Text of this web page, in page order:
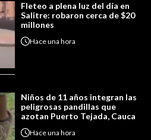
Fleteo a plena luz del día en
Salitre: robaron cerca de $20
millones
Haceuna hora
Niños de 11 años integran las
peligrosas pandillas que
azotan Puerto Tejada, Cauca
Haceuna hora